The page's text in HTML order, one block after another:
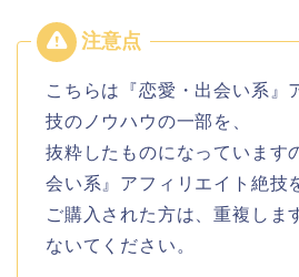
こちらは『恋愛・出会い系』
技のノウハウの一部を、
抜粋したものになっています
会い系』アフィリエイト絶技
ご購入された方は、重複しま
ないてください。